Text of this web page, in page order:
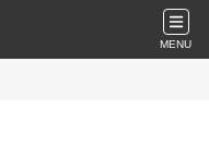
MENU